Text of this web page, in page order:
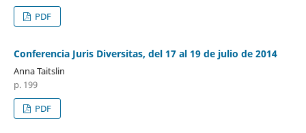
PDF
Conferencia Juris Diversitas, del 17 al 19 de julio de 2014
Anna Taitslin
p. 199
PDF